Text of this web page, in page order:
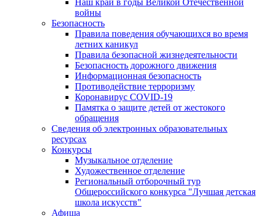
Наш край в годы Великой Отечественной
войны
Безопасность
Правила поведения обучающихся во время
летних каникул
Правила безопасной жизнедеятельности
Безопасность дорожного движения
Информационная безопасность
Противодействие терроризму
Коронавирус COVID-19
Памятка о защите детей от жестокого
обращения
Сведения об электронных образовательных
ресурсах
Конкурсы
Музыкальное отделение
Художественное отделение
Региональный отборочный тур
Общероссийского конкурса "Лучшая детская
школа искусств"
Афиша